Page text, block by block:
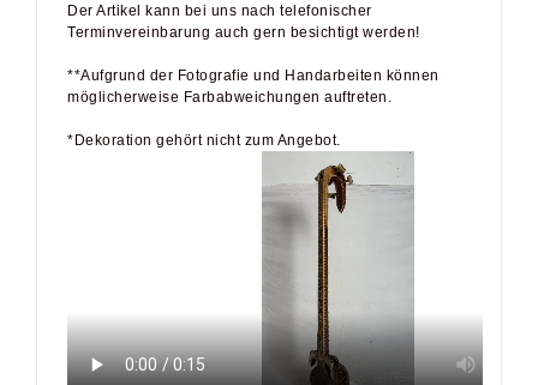
Der Artikel kann bei uns nach telefonischer
Terminvereinbarung auch gern besichtigt werden!
**Aufgrund der Fotografie und Handarbeiten können
möglicherweise Farbabweichungen auftreten.
*Dekoration gehört nicht zum Angebot.